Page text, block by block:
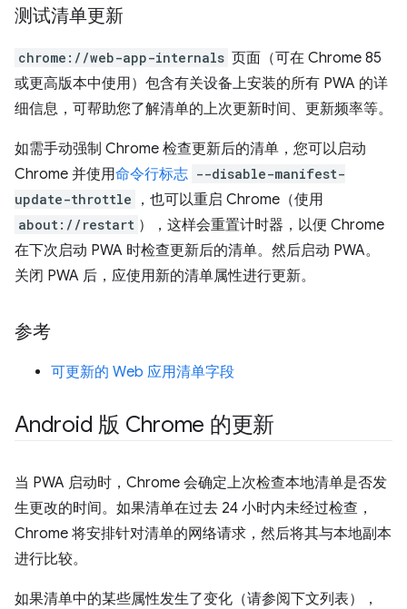
测试清单更新
chrome://web-app-internals 页面（可在 Chrome 85
或更高版本中使用）包含有关设备上安装的所有 PWA 的详
细信息，可帮助您了解清单的上次更新时间、更新频率等。
如需手动强制 Chrome 检查更新后的清单，您可以启动
Chrome 并使用命令行标志 --disable-manifest-
update-throttle
，也可以重启 Chrome（使用
about://restart ），这样会重置计时器，以便 Chrome
在下次启动 PWA 时检查更新后的清单。然后启动 PWA。
关闭 PWA 后，应使用新的清单属性进行更新。
参考
可更新的 Web 应用清单字段
Android 版 Chrome 的更新
当 PWA 启动时，Chrome 会确定上次检查本地清单是否发
生更改的时间。如果清单在过去 24 小时内未经过检查，
Chrome 将安排针对清单的网络请求，然后将其与本地副本
进行比较。
如果清单中的某些属性发生了变化（请参阅下文列表），